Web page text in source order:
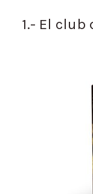
1.- El